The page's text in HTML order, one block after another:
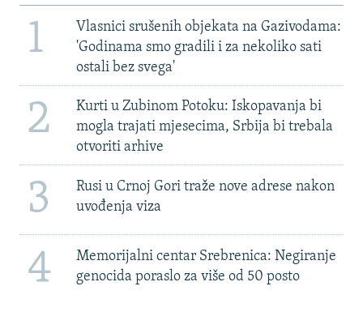
1
Vlasnici srušenih objekata na Gazivodama:
'Godinama smo gradili i za nekoliko sati
ostali bez svega'
2
Kurti u Zubinom Potoku: Iskopavanja bi
mogla trajati mjesecima, Srbija bi trebala
otvoriti arhive
3
Rusi u Crnoj Gori traže nove adrese nakon
uvođenja viza
4
Memorijalni centar Srebrenica: Negiranje
genocida poraslo za više od 50 posto